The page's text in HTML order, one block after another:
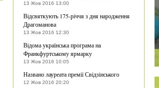
13 Жов 2016 13:00
Відсвяткують 175-річчя з дня народження
Драгоманова
13 Жов 2016 12:30
Відома українська програма на
Франкфуртському ярмарку
13 Жов 2016 10:05
Названо лауреата премії Свідзінського
12 Жов 2016 20:20